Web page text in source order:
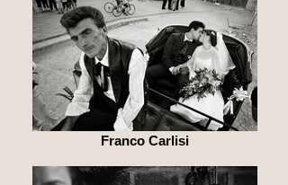
Franco Carlisi